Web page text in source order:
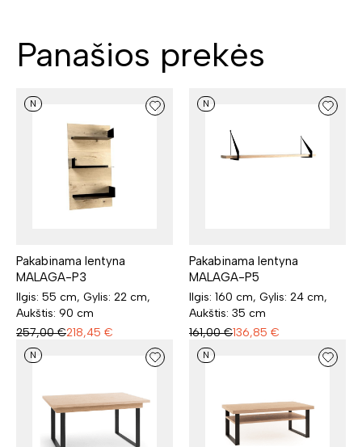
Panašios prekės
N
Pakabinama lentyna
MALAGA-P3
Ilgis: 55 cm, Gylis: 22 cm,
Aukštis: 90 cm
257,00 €218,45 €
N
Pakabinama lentyna
MALAGA-P5
Ilgis: 160 cm, Gylis: 24 cm,
Aukštis: 35 cm
161,00 €136,85 €
N N